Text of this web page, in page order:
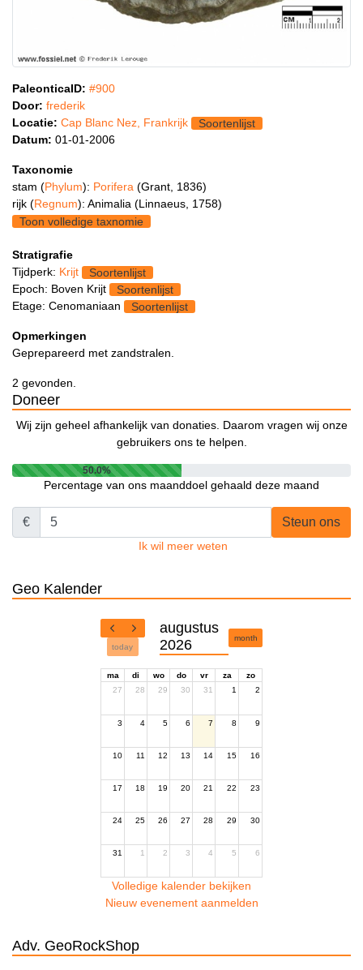
PaleonticaID: #900
Door: frederik
Locatie: Cap Blanc Nez, Frankrijk
Soortenlijst
Datum: 01-01-2006
Taxonomie
stam (Phylum): Porifera (Grant, 1836)
rijk (Regnum): Animalia (Linnaeus, 1758)
Toon volledige taxnomie
Stratigrafie
Tijdperk: Krijt
Soortenlijst
Epoch: Boven Krijt
Soortenlijst
Etage: Cenomaniaan
Soortenlijst
Opmerkingen
Geprepareerd met zandstralen.
2 gevonden.
Doneer
Wij zijn geheel afhankelijk van donaties. Daarom vragen wij onze
gebruikers ons te helpen.
50.0%
Percentage van ons maanddoel gehaald deze maand
€ Steun ons
Ik wil meer weten
Geo Kalender
today
augustus
2026
month
ma di wo do vr za
zo
27
28 29 30 31 1 2
3 4 5 6 7 8 9
10 11 12 13 14 15 16
17 18 19 20 21 22 23
24 25 26 27 28 29 30
31 1 2 3 4 5 6
Volledige kalender bekijken
Nieuw evenement aanmelden
Adv. GeoRockShop